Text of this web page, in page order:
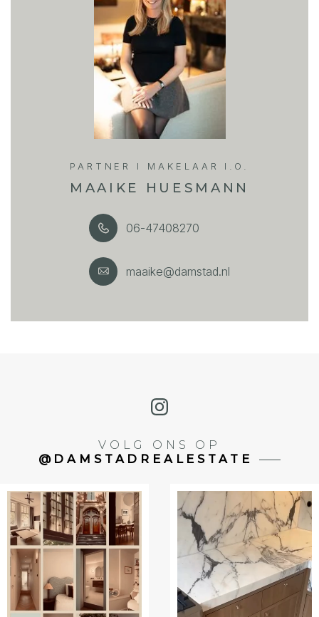
PARTNER I MAKELAAR I.O.
MAAIKE HUESMANN
06-47408270
maaike@damstad.nl
VOLG ONS OP
@DAMSTADREALESTATE